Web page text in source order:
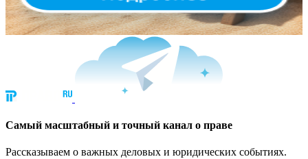
Cамый масштабный и точный канал о праве
Рассказываем о важных деловых и юридических событиях.